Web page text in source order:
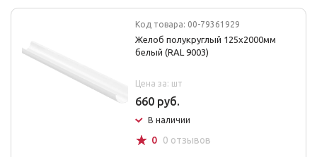
Код товара: 00-79361929
Желоб полукруглый 125х2000мм
белый (RAL 9003)
Цена за: шт
660 руб.
В наличии
☆ 0 0 отзывов